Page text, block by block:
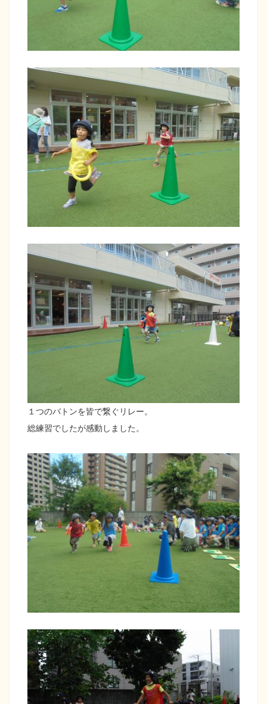
１つのバトンを皆で繋ぐリレー。
総練習でしたが感動しました。